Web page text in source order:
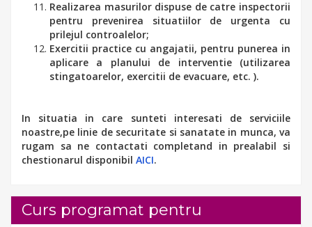
Realizarea masurilor dispuse de catre inspectorii
pentru prevenirea situatiilor de urgenta cu
prilejul controalelor;
Exercitii practice cu angajatii, pentru punerea in
aplicare a planului de interventie (utilizarea
stingatoarelor, exercitii de evacuare, etc. ).
In situatia in care sunteti interesati de serviciile
noastre,pe linie de securitate si sanatate in munca, va
rugam sa ne contactati completand in prealabil si
chestionarul disponibil AICI.
Curs programat pentru